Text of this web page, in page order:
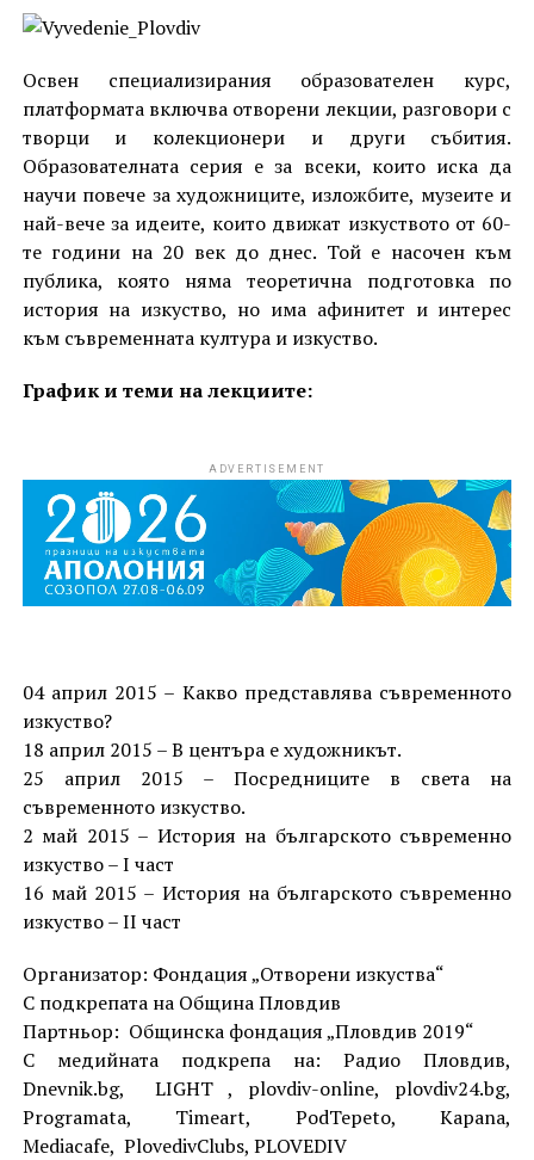
Освен специализирания образователен курс,
платформата включва отворени лекции, разговори с
творци и колекционери и други събития.
Образователната серия е за всеки, които иска да
научи повече за художниците, изложбите, музеите и
най-вече за идеите, които движат изкуството от 60-
те години на 20 век до днес. Той е насочен към
публика, която няма теоретична подготовка по
история на изкуство, но има афинитет и интерес
към съвременната култура и изкуство.
График и теми на лекциите:
ADVERTISEMENT
04 април 2015 – Какво представлява съвременното
изкуство?
18 април 2015 – В центъра е художникът.
25 април 2015 – Посредниците в света на
съвременното изкуство.
2 май 2015 – История на българското съвременно
изкуство – I част
16 май 2015 – История на българското съвременно
изкуство – II част
Организатор: Фондация „Отворени изкуства“
С подкрепата на Община Пловдив
Партньор: Общинска фондация „Пловдив 2019“
С медийната подкрепа на: Радио Пловдив,
Dnevnik.bg, LIGHT , plovdiv-online, plovdiv24.bg,
Programata, Timeart, PodTepeto, Kapana,
Меdiacafe, PlovedivClubs, PLOVEDIV